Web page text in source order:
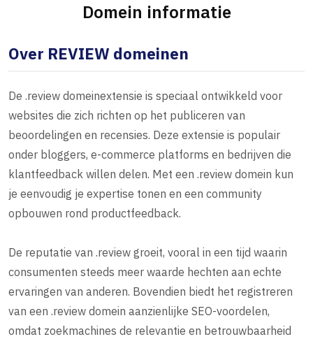
Domein informatie
Over REVIEW domeinen
De .review domeinextensie is speciaal ontwikkeld voor
websites die zich richten op het publiceren van
beoordelingen en recensies. Deze extensie is populair
onder bloggers, e-commerce platforms en bedrijven die
klantfeedback willen delen. Met een .review domein kun
je eenvoudig je expertise tonen en een community
opbouwen rond productfeedback.
De reputatie van .review groeit, vooral in een tijd waarin
consumenten steeds meer waarde hechten aan echte
ervaringen van anderen. Bovendien biedt het registreren
van een .review domein aanzienlijke SEO-voordelen,
omdat zoekmachines de relevantie en betrouwbaarheid